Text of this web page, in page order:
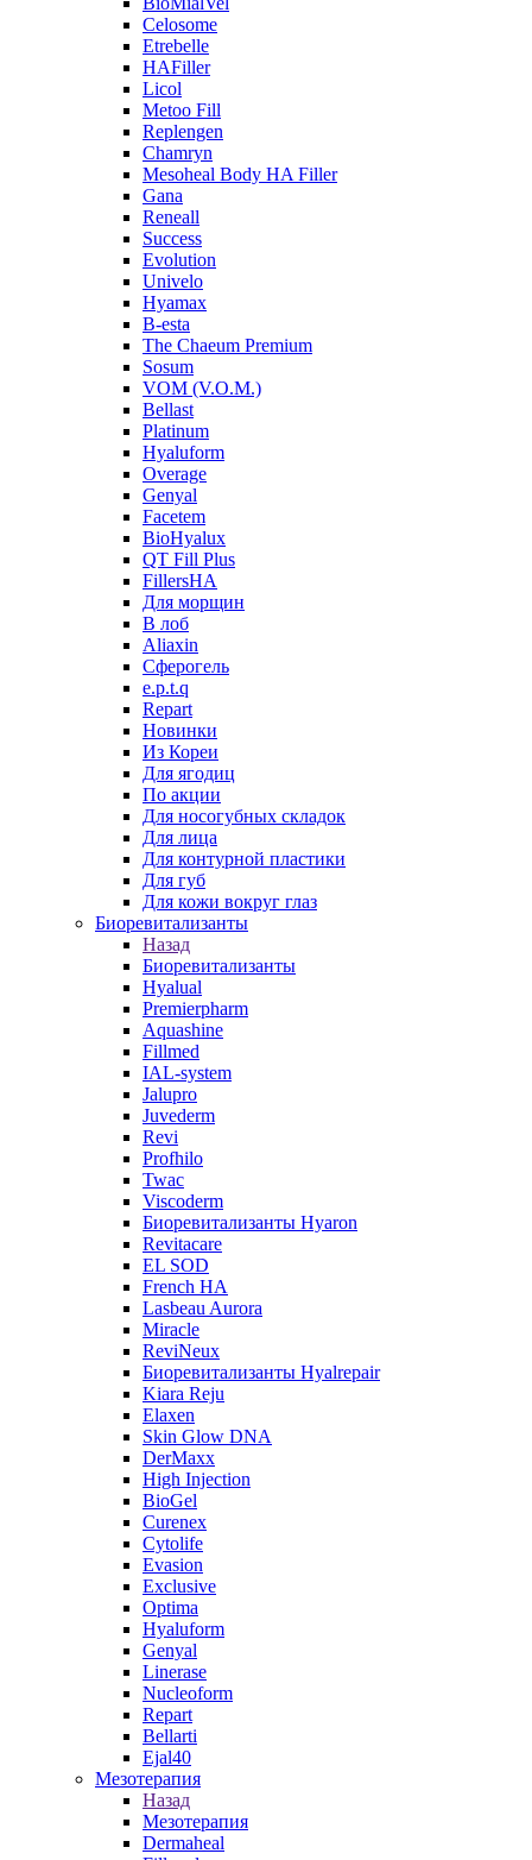
Celosome
Etrebelle
HAFiller
Licol
Metoo Fill
Replengen
Chamryn
Mesoheal Body HA Filler
Gana
Reneall
Success
Evolution
Univelo
Hyamax
B-esta
The Chaeum Premium
Sosum
VOM (V.O.M.)
Bellast
Platinum
Hyaluform
Overage
Genyal
Facetem
BioHyalux
QT Fill Plus
FillersHA
Для морщин
В лоб
Aliaxin
Сферогель
e.p.t.q
Repart
Новинки
Из Кореи
Для ягодиц
По акции
Для носогубных складок
Для лица
Для контурной пластики
Для губ
Для кожи вокруг глаз
Биоревитализанты
Назад
Биоревитализанты
Hyalual
Premierpharm
Aquashine
Fillmed
IAL-system
Jalupro
Juvederm
Revi
Profhilo
Twac
Viscoderm
Биоревитализанты Hyaron
Revitacare
EL SOD
French HA
Lasbeau Aurora
Miracle
ReviNeux
Биоревитализанты Hyalrepair
Kiara Reju
Elaxen
Skin Glow DNA
DerMaxx
High Injection
BioGel
Curenex
Cytolife
Evasion
Exclusive
Optima
Hyaluform
Genyal
Linerase
Nucleoform
Repart
Bellarti
Ejal40
Мезотерапия
Назад
Мезотерапия
Dermaheal